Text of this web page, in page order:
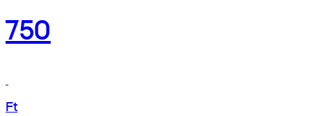
750
Ft